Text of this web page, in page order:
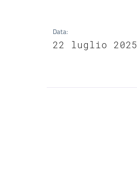
Data:
22 luglio 2025